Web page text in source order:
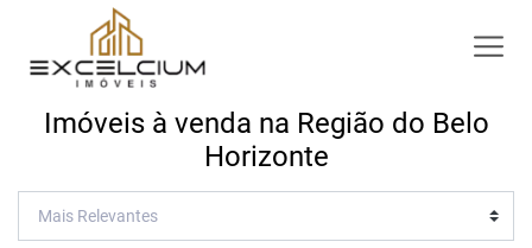
Imóveis à venda na Região do Belo
Horizonte